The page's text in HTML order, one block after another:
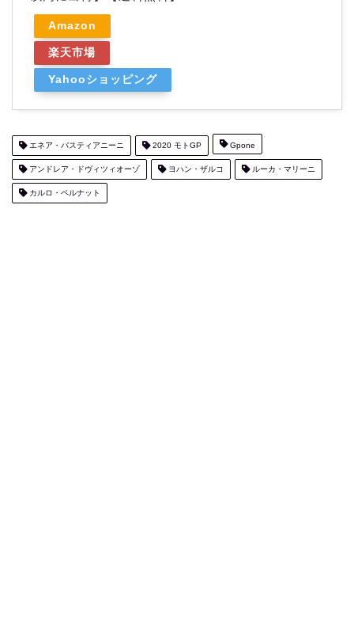
Amazon
楽天市場
Yahooショッピング
エネア・バスティアニーニ 2020 モトGP Gpone
アンドレア・ドヴィツィオーゾ ヨハン・ザルコ ルーカ・マリーニ
カルロ・ペルナット